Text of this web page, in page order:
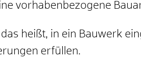
vorhabenbezogene
heißt, in ein Bauwerk
erfüllen.